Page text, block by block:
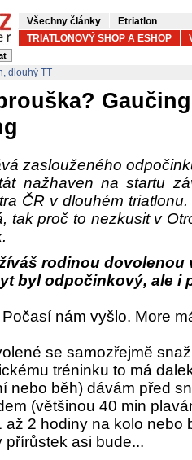
Všechny články
Etriatlon
TRIATLONOVÝ SHOP A ESHOP
dlouhý TT
zaslouženého
nažhaven na startu
ČR v dlouhém
tak proč to nezkusit v
rodinou dovolenou
byl odpočinkový, ale i
nám vyšlo. More
se samozřejmě
tréninku to má
nebo běh) dávám před
(většinou 40 min
2 hodiny na kolo nebo
asi bude...